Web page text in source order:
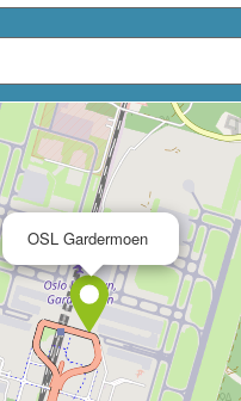
OSL Gardermoen